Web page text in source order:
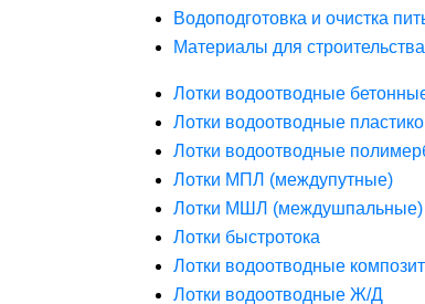
Водоподготовка и очистка
Материалы для
Лотки водоотводные
Лотки водоотводные
Лотки водоотводные
Лотки МПЛ (междупутные)
Лотки МШЛ (междушпальные)
Лотки быстротока
Лотки водоотводные
Лотки водоотводные Ж/Д